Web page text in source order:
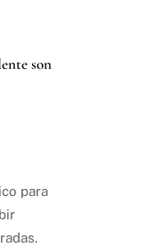
son
para